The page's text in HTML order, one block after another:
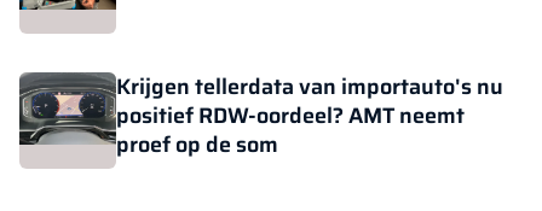
Krijgen tellerdata van importauto's nu
positief RDW-oordeel? AMT neemt
proef op de som